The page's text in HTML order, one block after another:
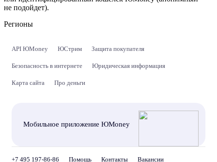
не подойдет).
Регионы
API ЮMoney ЮСтрим Защита покупателя
Безопасность в интернете Юридическая информация
Карта сайта Про деньги
Мобильное приложение ЮMoney
+7 495 197-86-86 Помощь Контакты Вакансии